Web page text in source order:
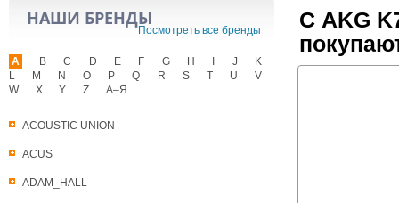
НАШИ БРЕНДЫ
Посмотреть все бренды
A
ACOUSTIC UNION
ACUS
ADAM_HALL
B C D E F G H J
K
L
M N O P Q R S T U
V
W
X Y Z А–Я
С AKG